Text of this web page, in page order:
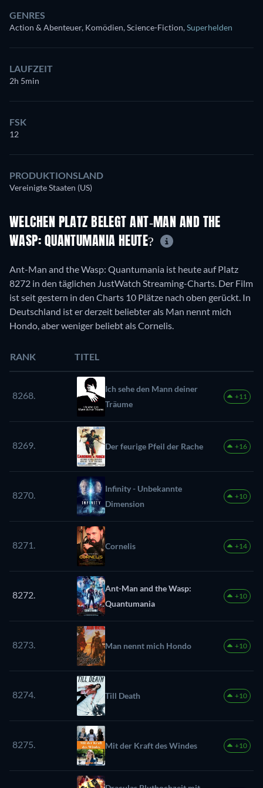
GENRES
Action & Abenteuer, Komödien, Science-Fiction,Superhelden
LAUFZEIT
2h 5min
FSK
12
PRODUKTIONSLAND
Vereinigte Staaten (US)
WELCHEN PLATZ BELEGT ANT-MAN AND THE
WASP: QUANTUMANIA HEUTE?
Ant-Man and the Wasp: Quantumania ist heute auf Platz
8272 in den täglichen JustWatch Streaming-Charts. Der Film
ist seit gestern in den Charts 10 Plätze nach oben gerückt. In
Deutschland ist er derzeit beliebter als Man nennt mich
Hondo, aber weniger beliebt als Cornelis.
RANK TITEL
8268.
Ich sehe den Mann deiner
Träume
+11
8269. Der feurige Pfeil der Rache +16
8270.
Infinity - Unbekannte
Dimension
+10
8271. Cornelis +14
8272.
Ant-Man and the Wasp:
Quantumania
+10
8273. Man nennt mich Hondo +10
8274. Till Death +10
8275. Mit der Kraft des Windes +10